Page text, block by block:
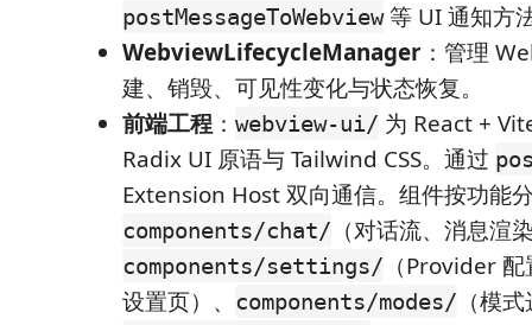
postMessageToWebview等 UI 通知方
WebviewLifecycleManager ：管理
建、销毁、可见性变化与状态恢复。
前端工程 ： webview-ui/ 为 React +
Radix UI 原语与 Tailwind CSS。通过
Extension Host 双向通信。组件按功能
components/chat/ （对话流、消息渲
components/settings/ （Provider
设置页）、
components/modes/ （模